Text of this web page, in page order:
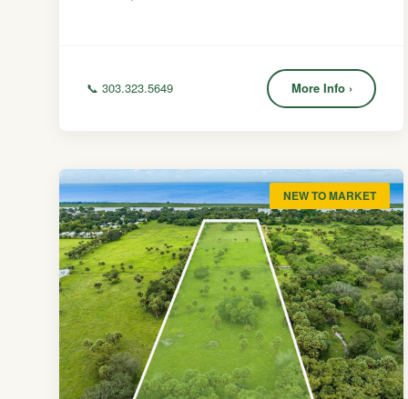
📞 303.323.5649 More Info ›
NEW TO MARKET